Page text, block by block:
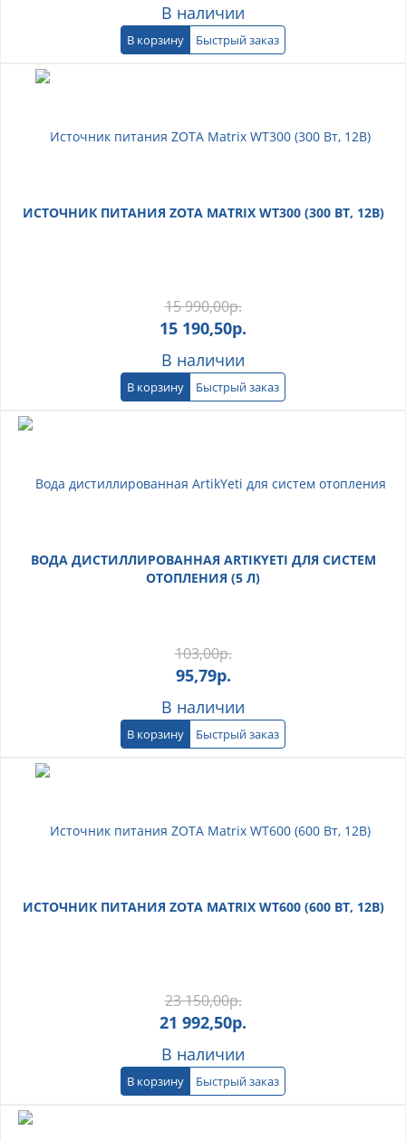
В наличии
В корзину Быстрый заказ
ИСТОЧНИК ПИТАНИЯ ZOTA MATRIX WT300 (300 ВТ, 12В)
15 990,00р.
15 190,50р.
В наличии
В корзину Быстрый заказ
ВОДА ДИСТИЛЛИРОВАННАЯ ARTIKYETI ДЛЯ СИСТЕМ
ОТОПЛЕНИЯ (5 Л)
103,00р.
95,79р.
В наличии
В корзину Быстрый заказ
ИСТОЧНИК ПИТАНИЯ ZOTA MATRIX WT600 (600 ВТ, 12В)
23 150,00р.
21 992,50р.
В наличии
В корзину Быстрый заказ